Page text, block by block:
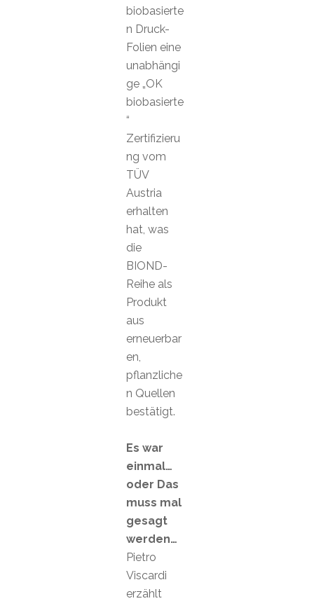
biobasierte
n Druck-
Folien eine
unabhängi
ge „OK
biobasierte
“
Zertifizieru
ng vom
TÜV
Austria
erhalten
hat, was
die
BIOND-
Reihe als
Produkt
aus
erneuerbar
en,
pflanzliche
n Quellen
bestätigt.
Es war
einmal…
oder Das
muss mal
gesagt
werden…
Pietro
Viscardi
erzählt